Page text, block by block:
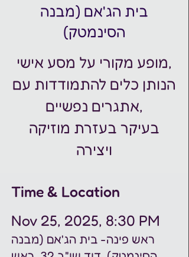
בית הג'אם (מבנה
הסינמטק)
מופע מקורי על מסע אישי,
הנותן כלים להתמודדות עם
אתגרים נפשיים,
בעיקר בעזרת מוזיקה
Time & Location
Nov 25, 2025, 8:30 PM
ראש פינה- בית הג'אם (מבנה